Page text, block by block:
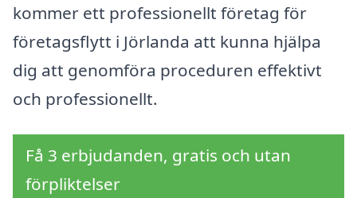
kommer ett professionellt företag för
företagsflytt i Jörlanda att kunna hjälpa
dig att genomföra proceduren effektivt
och professionellt.
Få 3 erbjudanden, gratis och utan
förpliktelser